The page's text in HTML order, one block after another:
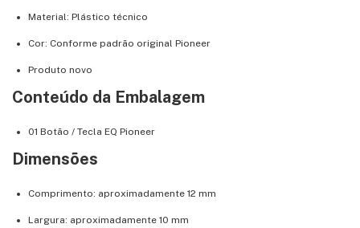
Material: Plástico técnico
Cor: Conforme padrão original Pioneer
Produto novo
Conteúdo da Embalagem
01 Botão / Tecla EQ Pioneer
Dimensões
Comprimento: aproximadamente 12 mm
Largura: aproximadamente 10 mm